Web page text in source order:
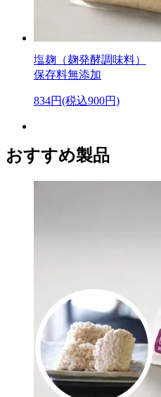
塩麹（麹発酵調味料）
保存料無添加
834円(税込900円)
おすすめ製品